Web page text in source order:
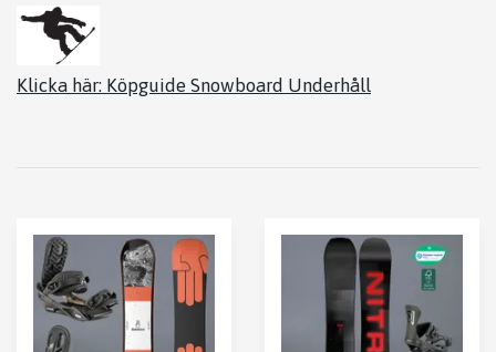
Klicka här: Köpguide Snowboard Underhåll